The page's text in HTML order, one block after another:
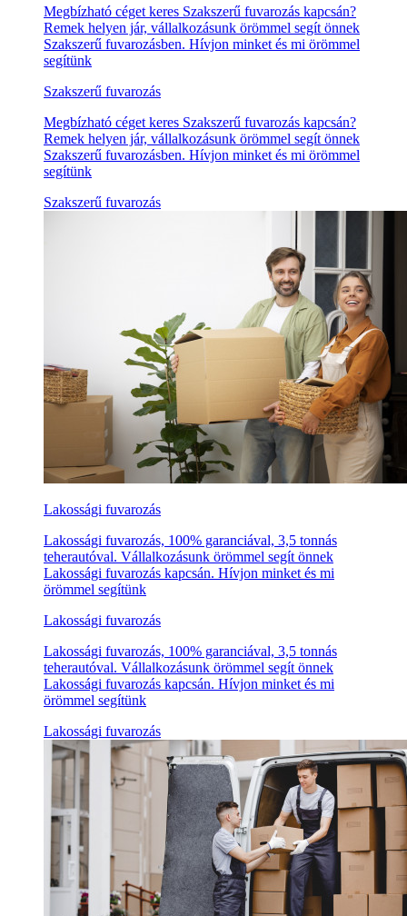
Megbízható céget keres Szakszerű fuvarozás kapcsán?
Remek helyen jár, vállalkozásunk örömmel segít önnek
Szakszerű fuvarozásben. Hívjon minket és mi örömmel
segítünk
Szakszerű fuvarozás
Megbízható céget keres Szakszerű fuvarozás kapcsán?
Remek helyen jár, vállalkozásunk örömmel segít önnek
Szakszerű fuvarozásben. Hívjon minket és mi örömmel
segítünk
Szakszerű fuvarozás
Lakossági fuvarozás
Lakossági fuvarozás, 100% garanciával, 3,5 tonnás
teherautóval. Vállalkozásunk örömmel segít önnek
Lakossági fuvarozás kapcsán. Hívjon minket és mi
örömmel segítünk
Lakossági fuvarozás
Lakossági fuvarozás, 100% garanciával, 3,5 tonnás
teherautóval. Vállalkozásunk örömmel segít önnek
Lakossági fuvarozás kapcsán. Hívjon minket és mi
örömmel segítünk
Lakossági fuvarozás